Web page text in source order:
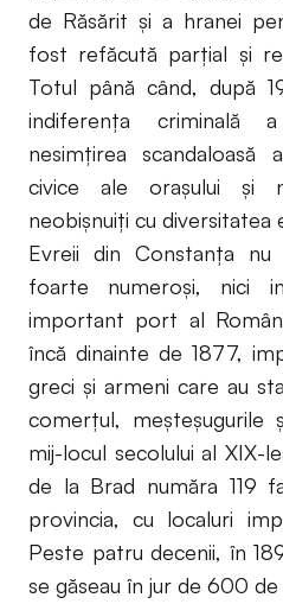
de Răsărit şi a hranei
fost refăcută parţial şi
Totul până când, după
indiferenţa criminală
nesimţirea
civice ale oraşului şi
neobişnuiţi cu diversitatea
Evreii din Constanţa
foarte numeroşi, nici
important port al
încă dinainte de 1877,
greci şi armeni care au
comerţul, meşteşugurile
mij-locul secolului al XIX-
de la Brad număra 119
provincia, cu localuri
Peste patru decenii, în
se găseau în jur de 600